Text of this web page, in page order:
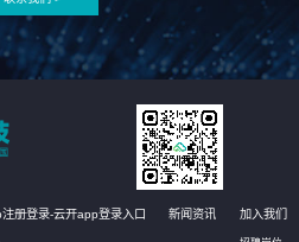
册登录-云开app登录入口 新闻资讯 加入我们